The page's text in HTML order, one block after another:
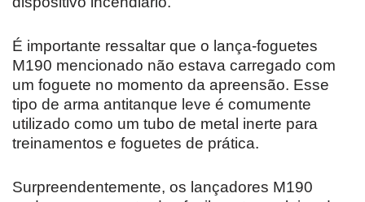
É importante ressaltar que o lança-foguetes
M190 mencionado não estava carregado com
um foguete no momento da apreensão. Esse
tipo de arma antitanque leve é comumente
utilizado como um tubo de metal inerte para
treinamentos e foguetes de prática.
Surpreendentemente, os lançadores M190